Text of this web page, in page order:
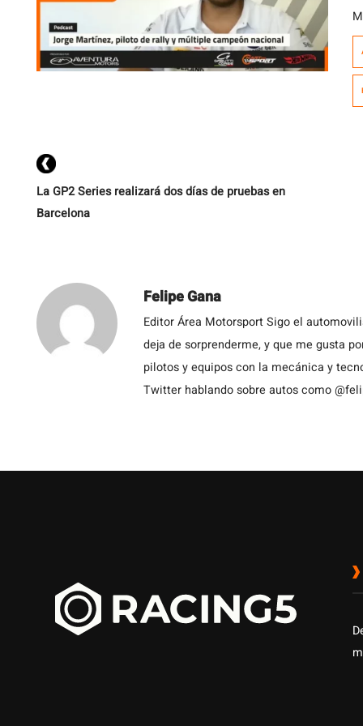
La GP2 Series realizará dos días de pruebas en
Barcelona
Felipe Gana
Editor Área Motorsport Sigo el
deja de sorprenderme, y que me gusta
pilotos y equipos con la mecánica y
Twitter hablando sobre autos como